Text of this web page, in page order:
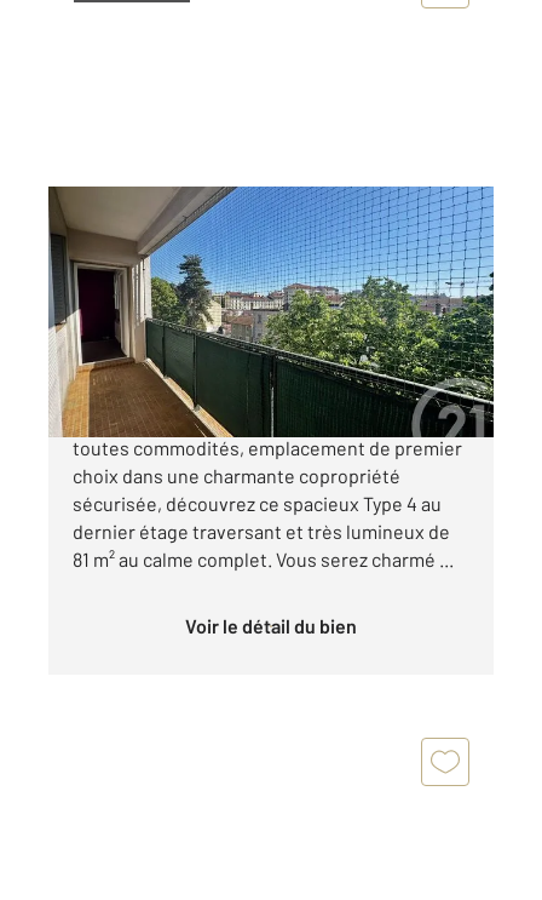
VILLEURBANNE 69
81 m2, 5 pièces
Ref : 136301
Appartement F5 à vendre
195 000 €
FLACHET ! Au pied du métro Flachet et de
toutes commodités, emplacement de premier
choix dans une charmante copropriété
sécurisée, découvrez ce spacieux Type 4 au
dernier étage traversant et très lumineux de
81 m² au calme complet. Vous serez charmé ...
Voir le détail du bien